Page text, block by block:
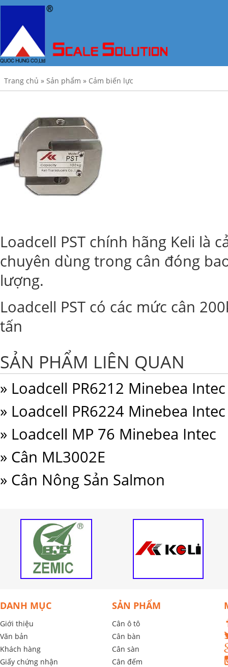
Trang chủ » Sản phẩm » Cảm biến lực
Loadcell PST chính hãng Keli là
chuyên dùng trong cân đóng
lượng.
Loadcell PST có các mức cân
tấn
SẢN PHẨM LIÊN QUAN
» Loadcell PR6212 Minebea Intec
» Loadcell PR6224 Minebea Intec
» Loadcell MP 76 Minebea Intec
» Cân ML3002E
» Cân Nông Sản Salmon
DANH MỤC
Giới thiệu
Văn bản
Khách hàng
Giấy chứng nhận
SẢN PHẨM
Cân ô tô
Cân bàn
Cân sàn
Cân đếm